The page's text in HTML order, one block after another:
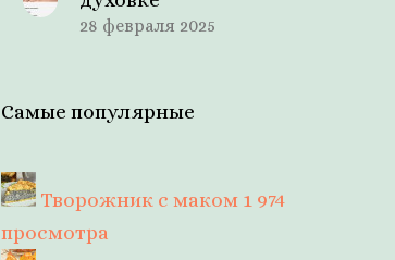
28 февраля 2025
Самые популярные
Творожник с маком 1 974
просмотра